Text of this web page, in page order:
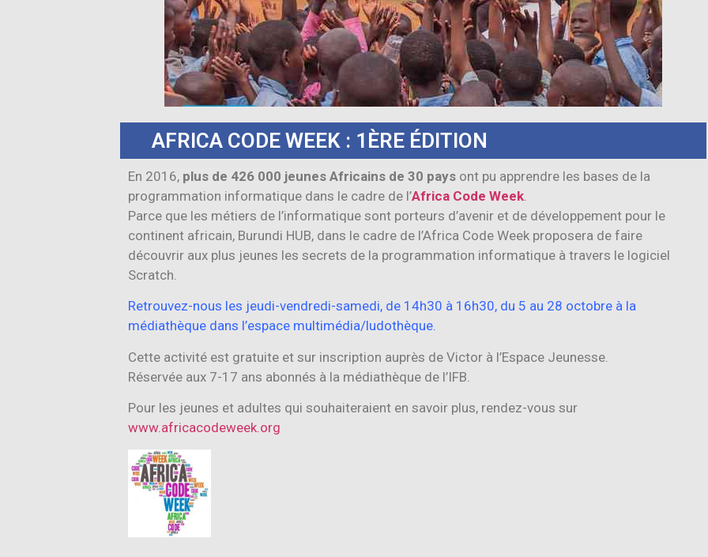
AFRICA CODE WEEK : 1ÈRE ÉDITION
En 2016, plus de 426 000 jeunes Africains de 30 pays ont pu apprendre les bases de la
programmation informatique dans le cadre de l’Africa Code Week.
Parce que les métiers de l’informatique sont porteurs d’avenir et de développement pour le
continent africain, Burundi HUB, dans le cadre de l’Africa Code Week proposera de faire
découvrir aux plus jeunes les secrets de la programmation informatique à travers le logiciel
Scratch.
Retrouvez-nous les jeudi-vendredi-samedi, de 14h30 à 16h30, du 5 au 28 octobre à la
médiathèque dans l’espace multimédia/ludothèque.
Cette activité est gratuite et sur inscription auprès de Victor à l’Espace Jeunesse.
Réservée aux 7-17 ans abonnés à la médiathèque de l’IFB.
Pour les jeunes et adultes qui souhaiteraient en savoir plus, rendez-vous sur
www.africacodeweek.org